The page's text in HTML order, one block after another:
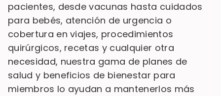
pacientes, desde vacunas hasta cuidados
para bebés, atención de urgencia o
cobertura en viajes, procedimientos
quirúrgicos, recetas y cualquier otra
necesidad, nuestra gama de planes de
salud y beneficios de bienestar para
miembros lo ayudan a mantenerlos más